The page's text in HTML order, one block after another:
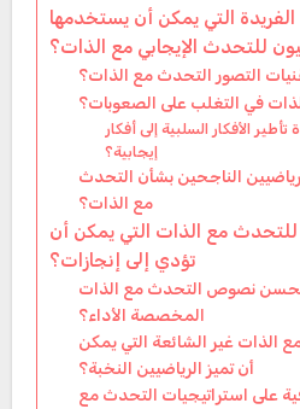
الفريدة التي يمكن أن يستخدمها
للتحدث الإيجابي مع الذات؟
التصور التحدث مع الذات؟
في التغلب على الصعوبات؟
الأفكار السلبية إلى أفكار
إيجابية؟
الناجحين بشأن التحدث
مع الذات؟
للتحدث مع الذات التي يمكن أن
تؤدي إلى إنجازات؟
نصوص التحدث مع الذات
المخصصة الأداء؟
غير الشائعة التي يمكن
أن تميز الرياضيين النخبة؟
على استراتيجيات التحدث مع